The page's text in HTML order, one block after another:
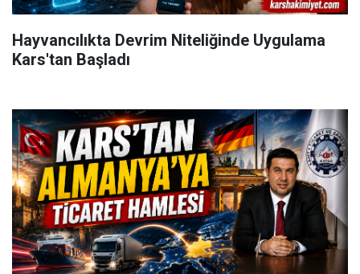
Hayvancılıkta Devrim Niteliğinde Uygulama
Kars'tan Başladı